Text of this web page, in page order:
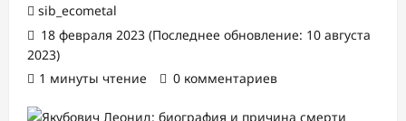
sib_ecometal
18 февраля 2023 (Последнее обновление: 10 августа
2023)
1 минуты чтение
0 комментариев